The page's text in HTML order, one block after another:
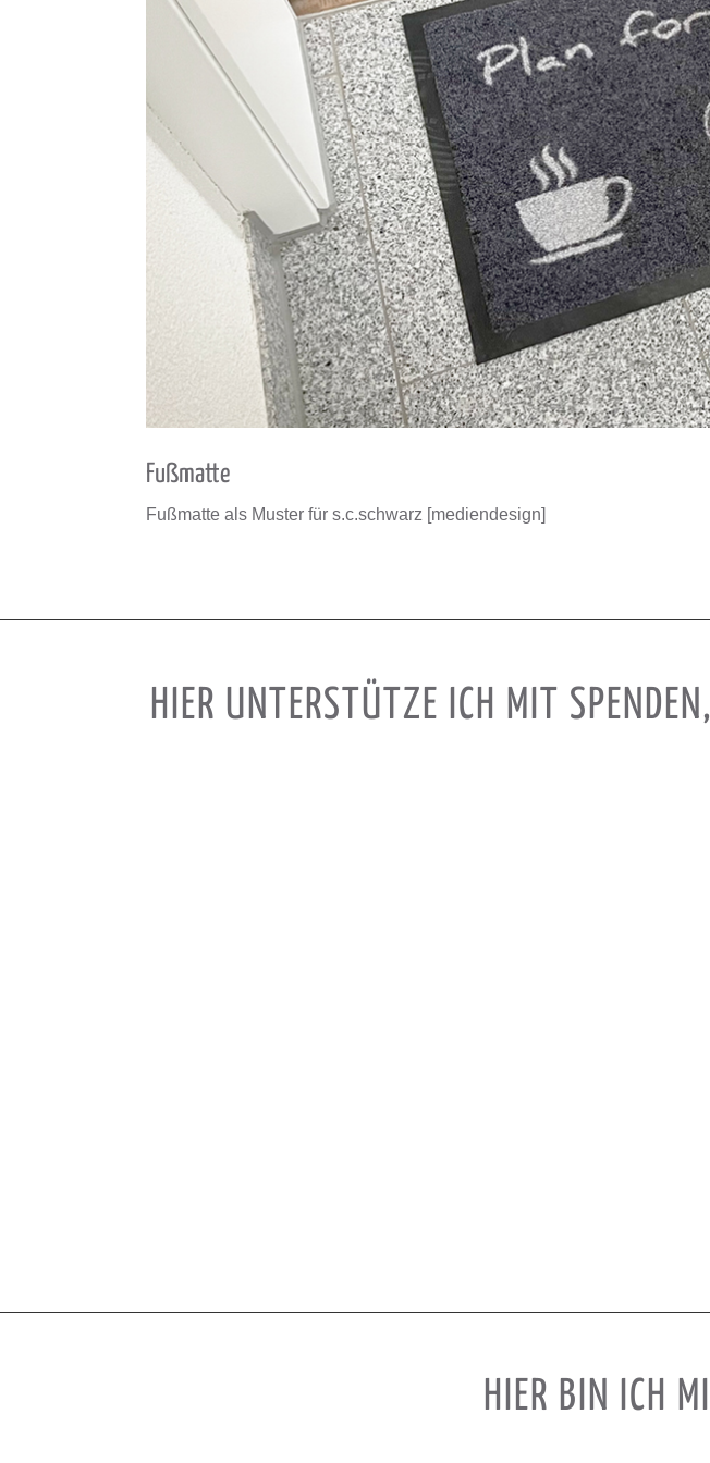
Fuß­matte
Fuß­matte als Mus­ter für s.c.schwarz [medi­en­de­sign]
HIER UNTERSTÜTZE ICH MIT
HIER BIN ICH